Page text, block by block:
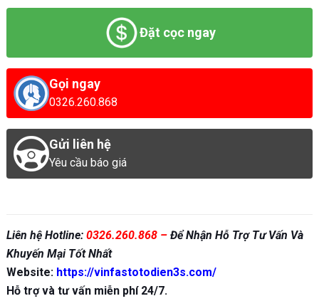
Đặt cọc ngay
Gọi ngay
0326.260.868
Gửi liên hệ
Yêu cầu báo giá
Liên hệ Hotline: 0326.260.868 –Để Nhận Hỗ Trợ Tư Vấn Và
Khuyến Mại Tốt Nhất
Website: https://vinfastotodien3s.com/
Hỗ trợ và tư vấn miễn phí 24/7.